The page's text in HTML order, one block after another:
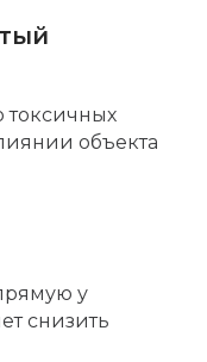
токсичных
объекта
у
снизить